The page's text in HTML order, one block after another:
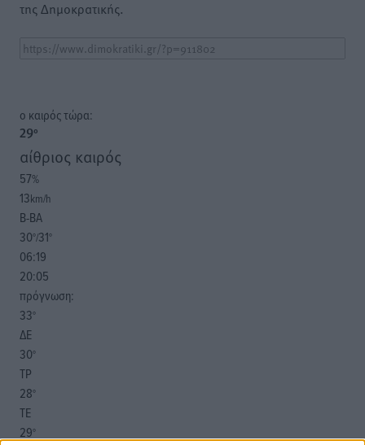
της Δημοκρατικής.
o καιρός τώρα:
29°
αίθριος καιρός
57%
13km/h
Β-ΒΑ
30°/31°
06:19
20:05
πρόγνωση:
33°
ΔΕ
30°
ΤΡ
28°
ΤΕ
29°